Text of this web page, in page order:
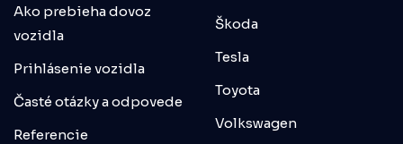
Ako prebieha dovoz
vozidla
Prihlásenie vozidla
Časté otázky a odpovede
Referencie
Škoda
Tesla
Toyota
Volkswagen